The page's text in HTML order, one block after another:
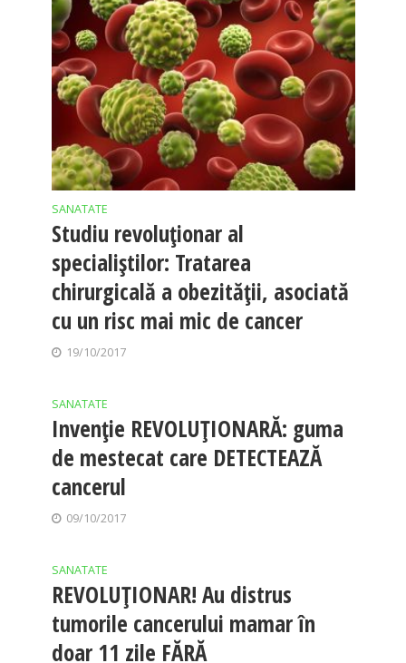
SANATATE
Studiu revoluţionar al
specialiştilor: Tratarea
chirurgicală a obezității, asociată
cu un risc mai mic de cancer
19/10/2017
SANATATE
Invenție REVOLUȚIONARĂ: guma
de mestecat care DETECTEAZĂ
cancerul
09/10/2017
SANATATE
REVOLUȚIONAR! Au distrus
tumorile cancerului mamar în
doar 11 zile FĂRĂ